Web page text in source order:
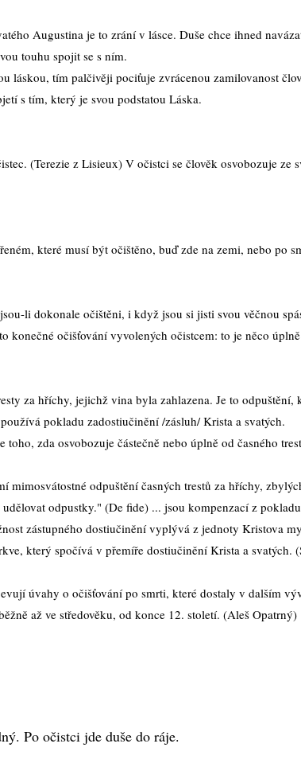
Augustina je to zrání v lásce. Duše chce ihned
touhu spojit se s ním.
láskou, tím palčivěji pociťuje zvrácenou zamilovanost
s tím, který je svou podstatou Láska.
(Terezie z Lisieux) V očistci se člověk osvobozuje ze
které musí být očištěno, buď zde na zemi, nebo po
li dokonale očištěni, i když jsou si jisti svou věčnou
konečné očišťování vyvolených očistcem: to je něco
za hříchy, jejichž vina byla zahlazena. Je to
pokladu zadostiučinění /zásluh/ Krista a svatých.
zda osvobozuje částečně nebo úplně od časného
mimosvátostné odpuštění časných trestů za hříchy,
odpustky." (De fide) ... jsou kompenzací z
zástupného dostiučinění vyplývá z jednoty Kristova
který spočívá v přemíře dostiučinění Krista a svatých.
úvahy o očišťování po smrti, které dostaly v dalším
až ve středověku, od konce 12. století. (Aleš Opatrný)
Po očistci jde duše do ráje.